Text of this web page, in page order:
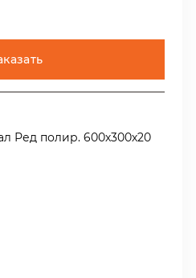
Ред полир. 600х300х20